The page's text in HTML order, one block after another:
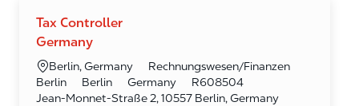
Tax Controller
Germany
OrtBerlin, Germany Kategorie
Rechnungswesen/Finanzen
Berlin
Berlin Germany Required Id
R608504
Jean-Monnet-Straße 2, 10557 Berlin, Germany